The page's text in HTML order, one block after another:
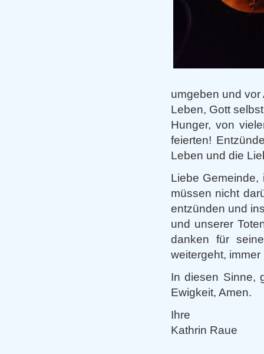
umgeben und vor
Leben, Gott
Hunger, von
feierten!
Leben und die
Liebe
müssen nicht
entzünden und
und unserer
danken für
weitergeht,
In diesen Sinne,
Ewigkeit, Amen.
Ihre
Kathrin Raue